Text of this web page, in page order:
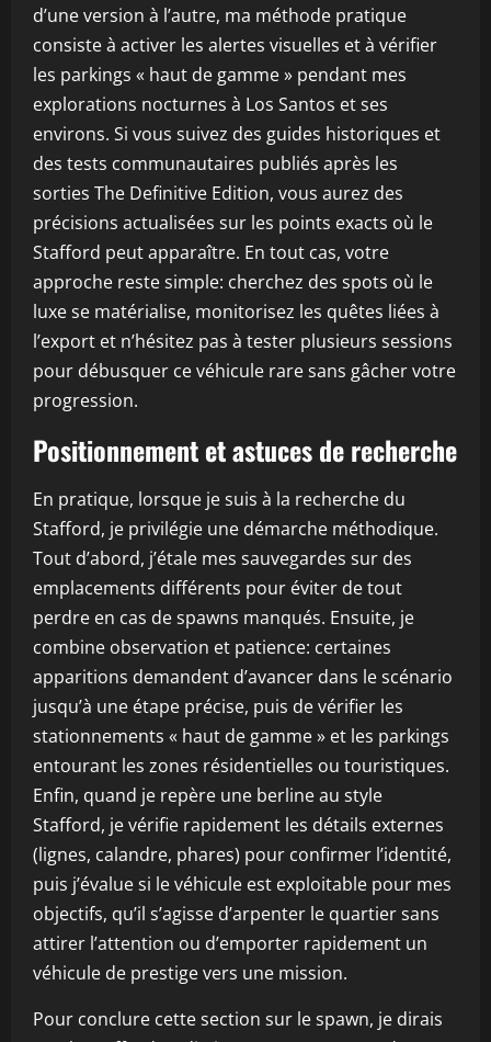
d’une version à l’autre, ma méthode pratique
consiste à activer les alertes visuelles et à vérifier
les parkings « haut de gamme » pendant mes
explorations nocturnes à Los Santos et ses
environs. Si vous suivez des guides historiques et
des tests communautaires publiés après les
sorties The Definitive Edition, vous aurez des
précisions actualisées sur les points exacts où le
Stafford peut apparaître. En tout cas, votre
approche reste simple: cherchez des spots où le
luxe se matérialise, monitorisez les quêtes liées à
l’export et n’hésitez pas à tester plusieurs sessions
pour débusquer ce véhicule rare sans gâcher votre
progression.
Positionnement et astuces de recherche
En pratique, lorsque je suis à la recherche du
Stafford, je privilégie une démarche méthodique.
Tout d’abord, j’étale mes sauvegardes sur des
emplacements différents pour éviter de tout
perdre en cas de spawns manqués. Ensuite, je
combine observation et patience: certaines
apparitions demandent d’avancer dans le scénario
jusqu’à une étape précise, puis de vérifier les
stationnements « haut de gamme » et les parkings
entourant les zones résidentielles ou touristiques.
Enfin, quand je repère une berline au style
Stafford, je vérifie rapidement les détails externes
(lignes, calandre, phares) pour confirmer l’identité,
puis j’évalue si le véhicule est exploitable pour mes
objectifs, qu’il s’agisse d’arpenter le quartier sans
attirer l’attention ou d’emporter rapidement un
véhicule de prestige vers une mission.
Pour conclure cette section sur le spawn, je dirais